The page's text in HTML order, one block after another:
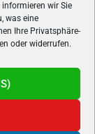
informieren wir Sie
was eine
Ihre Privatsphäre-
oder widerrufen.